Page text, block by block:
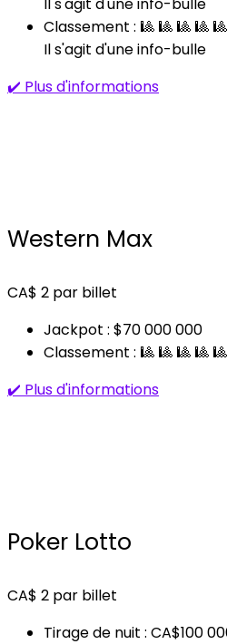
Classement : 🎱 🎱 🎱 🎱
Il s'agit d'une info-bulle
✔️ Plus d'informations
Western Max
CA$ 2 par billet
Jackpot : $70 000 000
Classement : 🎱 🎱 🎱 🎱
✔️ Plus d'informations
Poker Lotto
CA$ 2 par billet
Tirage de nuit : CA$100